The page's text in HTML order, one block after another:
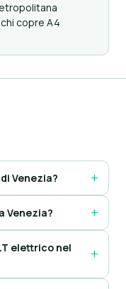
copre A4
Venezia?
Venezia?
elettrico nel